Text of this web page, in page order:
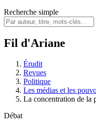
Recherche simple
Fil d'Ariane
Érudit
Revues
Politique
Les médias et les
La concentration de la
Débat